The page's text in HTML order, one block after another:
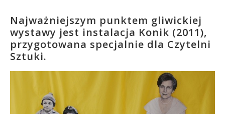
Najważniejszym punktem gliwickiej
wystawy jest instalacja Konik (2011),
przygotowana specjalnie dla Czytelni
Sztuki.